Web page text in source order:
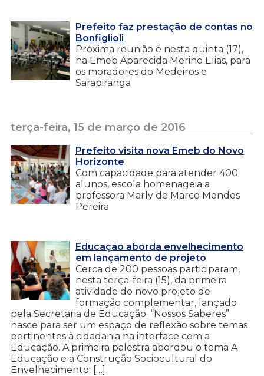
Prefeito faz prestação de contas no
Bonfiglioli
Próxima reunião é nesta quinta (17),
na Emeb Aparecida Merino Elias, para
os moradores do Medeiros e
Sarapiranga
terça-feira, 15 de março de 2016
Prefeito visita nova Emeb do Novo
Horizonte
Com capacidade para atender 400
alunos, escola homenageia a
professora Marly de Marco Mendes
Pereira
Educação aborda envelhecimento
em lançamento de projeto
Cerca de 200 pessoas participaram,
nesta terça-feira (15), da primeira
atividade do novo projeto de
formação complementar, lançado
pela Secretaria de Educação. “Nossos Saberes”
nasce para ser um espaço de reflexão sobre temas
pertinentes à cidadania na interface com a
Educação. A primeira palestra abordou o tema A
Educação e a Construção Sociocultural do
Envelhecimento: […]